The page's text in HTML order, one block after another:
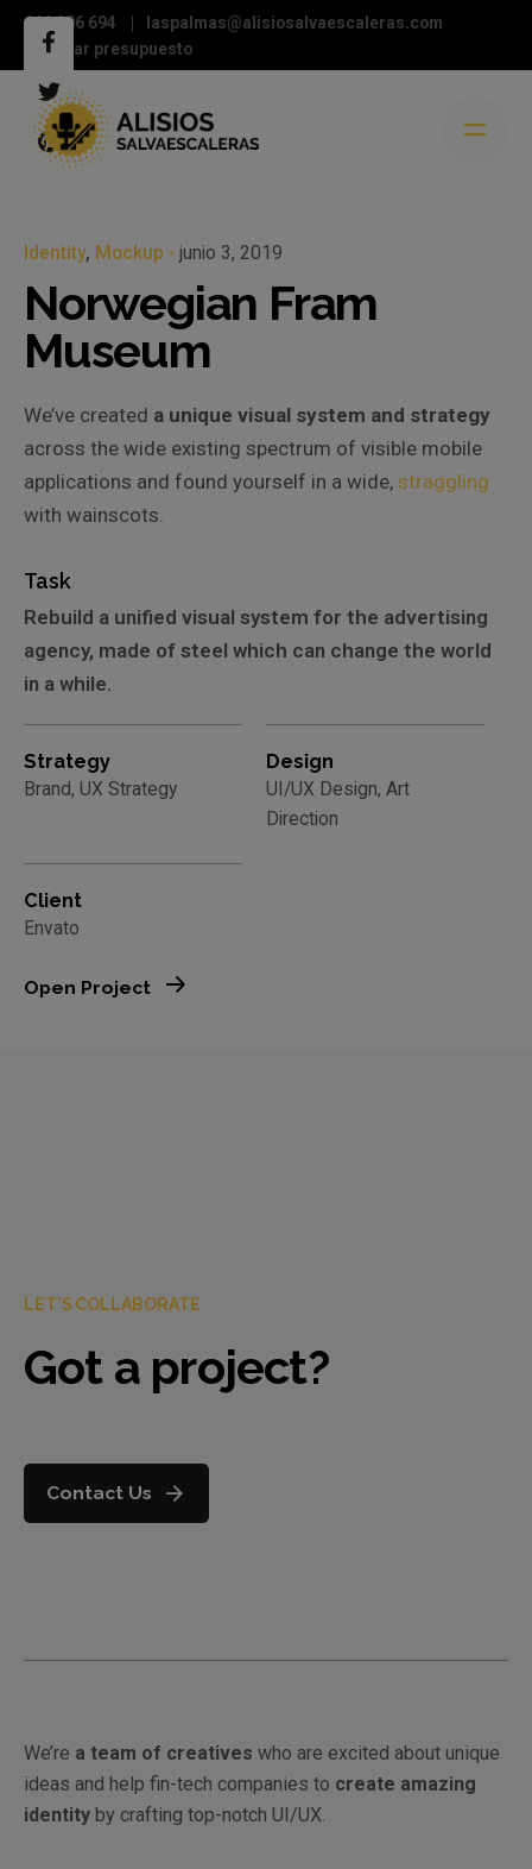
644 206 694
laspalmas@alisiosalvaescaleras.com
Solicitar presupuesto
Identity Mockup junio 3, 2019
Norwegian Fram
Museum
We’ve created a unique visual system and strategy
across the wide existing spectrum of visible mobile
applications and found yourself in a wide, straggling
with wainscots.
Task
Rebuild a unified visual system for the advertising
agency, made of steel which can change the world
in a while.
Strategy
Brand, UX Strategy
Design
UI/UX Design, Art
Direction
Client
Envato
Open Project
LET’S COLLABORATE
Got a project?
Contact Us
We’re a team of creatives who are excited about unique
ideas and help fin-tech companies to create amazing
identity by crafting top-notch UI/UX.